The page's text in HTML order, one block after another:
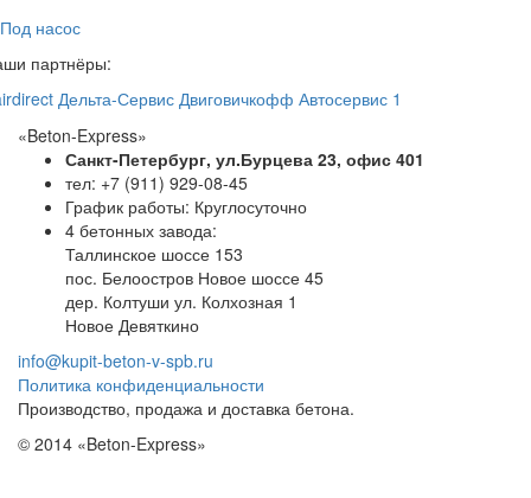
Под насос
партнёры:
Дельта-Сервис Двиговичкофф Автосервис 1
«Beton-Express»
Санкт-Петербург, ул.Бурцева 23, офис 401
тел: +7 (911) 929-08-45
График работы: Круглосуточно
4 бетонных завода:
Таллинское шоссе 153
пос. Белоостров Новое шоссе 45
дер. Колтуши ул. Колхозная 1
Новое Девяткино
info@kupit-beton-v-spb.ru
Политика конфиденциальности
Производство, продажа и доставка бетона.
© 2014 «Beton-Express»